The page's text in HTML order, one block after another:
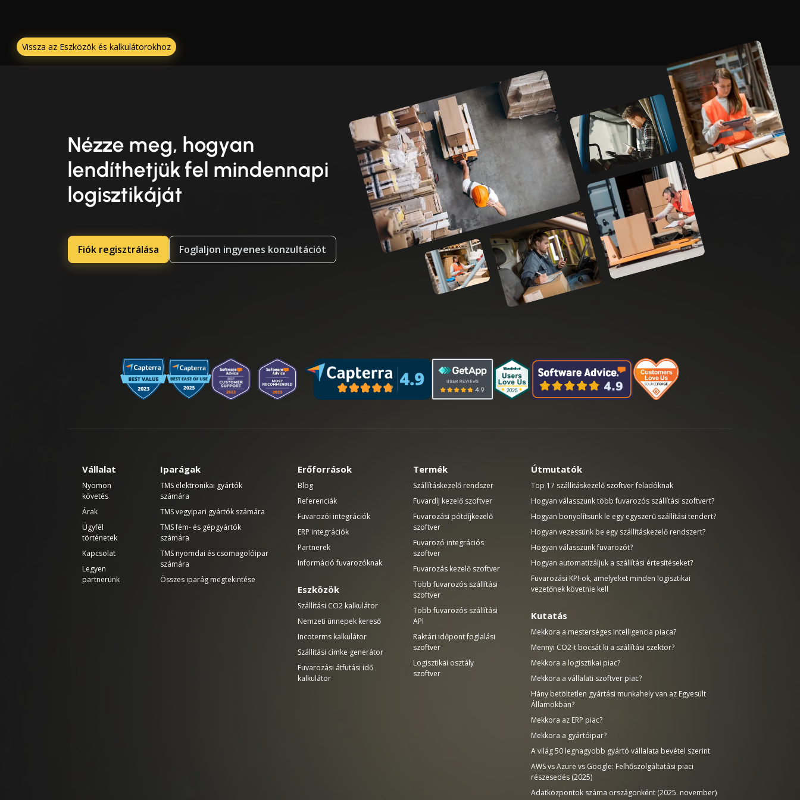
Vissza az Eszközök és kalkulátorokhoz
Nézze meg, hogyan
lendíthetjük fel mindennapi
logisztikáját
Fiók regisztrálása Foglaljon ingyenes konzultációt
Vállalat
Nyomon
követés
Árak
Ügyfél
történetek
Kapcsolat
Legyen
partnerünk
Iparágak
TMS elektronikai gyártók
számára
TMS vegyipari gyártók számára
TMS fém- és gépgyártók
számára
TMS nyomdai és csomagolóipar
számára
Összes iparág megtekintése
Erőforrások
Blog
Referenciák
Fuvarozói integrációk
ERP integrációk
Partnerek
Információ fuvarozóknak
Eszközök
Szállítási CO2 kalkulátor
Nemzeti ünnepek kereső
Incoterms kalkulátor
Szállítási címke generátor
Fuvarozási átfutási idő
kalkulátor
Termék
Szállításkezelő rendszer
Fuvardíj kezelő szoftver
Fuvarozási pótdíjkezelő
szoftver
Fuvarozó integrációs
szoftver
Fuvarozás kezelő szoftver
Több fuvarozós szállítási
szoftver
Több fuvarozós szállítási
API
Raktári időpont foglalási
szoftver
Logisztikai osztály
szoftver
Útmutatók
Top 17 szállításkezelő szoftver feladóknak
Hogyan válasszunk több fuvarozós szállítási szoftvert?
Hogyan bonyolítsunk le egy egyszerű szállítási tendert?
Hogyan vezessünk be egy szállításkezelő rendszert?
Hogyan válasszunk fuvarozót?
Hogyan automatizáljuk a szállítási értesítéseket?
Fuvarozási KPI-ok, amelyeket minden logisztikai
vezetőnek követnie kell
Kutatás
Mekkora a mesterséges intelligencia piaca?
Mennyi CO2-t bocsát ki a szállítási szektor?
Mekkora a logisztikai piac?
Mekkora a vállalati szoftver piac?
Hány betöltetlen gyártási munkahely van az Egyesült
Államokban?
Mekkora az ERP piac?
Mekkora a gyártóipar?
A világ 50 legnagyobb gyártó vállalata bevétel szerint
AWS vs Azure vs Google: Felhőszolgáltatási piaci
részesedés (2025)
Adatközpontok száma országonként (2025. november)